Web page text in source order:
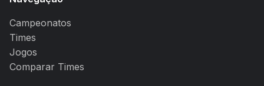
Campeonatos
Times
Jogos
Comparar Times